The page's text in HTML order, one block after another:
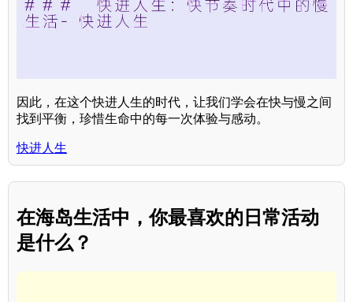
因此，在这个快进人生的时代，让我们学会在快与慢之间
找到平衡，珍惜生命中的每一次体验与感动。
快进人生
在海岛生活中，你最喜欢的日常活动
是什么？